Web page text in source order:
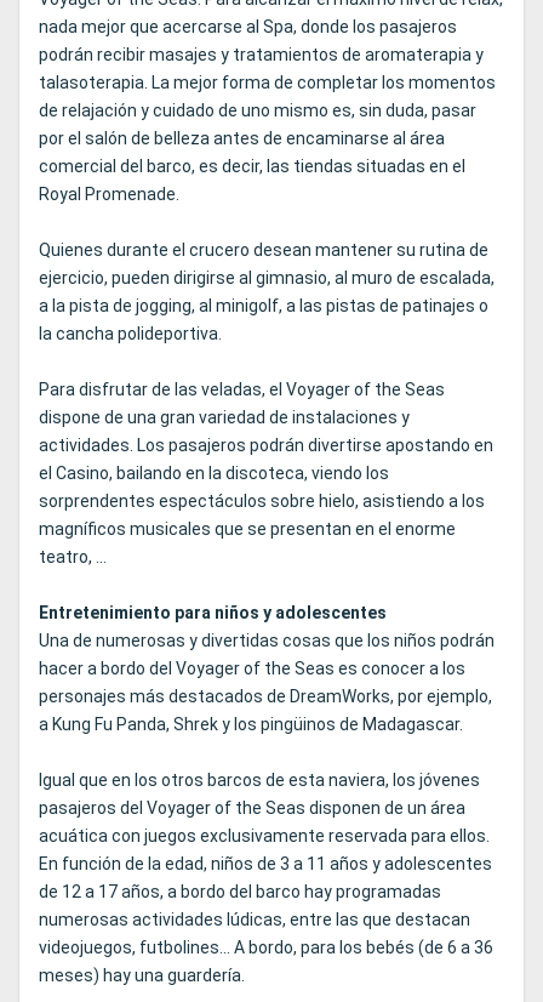
nada mejor que acercarse al Spa, donde los pasajeros
podrán recibir masajes y tratamientos de aromaterapia y
talasoterapia. La mejor forma de completar los momentos
de relajación y cuidado de uno mismo es, sin duda, pasar
por el salón de belleza antes de encaminarse al área
comercial del barco, es decir, las tiendas situadas en el
Royal Promenade.
Quienes durante el crucero desean mantener su rutina de
ejercicio, pueden dirigirse al gimnasio, al muro de escalada,
a la pista de jogging, al minigolf, a las pistas de patinajes o
la cancha polideportiva.
Para disfrutar de las veladas, el Voyager of the Seas
dispone de una gran variedad de instalaciones y
actividades. Los pasajeros podrán divertirse apostando en
el Casino, bailando en la discoteca, viendo los
sorprendentes espectáculos sobre hielo, asistiendo a los
magníficos musicales que se presentan en el enorme
teatro, ...
Entretenimiento para niños y adolescentes
Una de numerosas y divertidas cosas que los niños podrán
hacer a bordo del Voyager of the Seas es conocer a los
personajes más destacados de DreamWorks, por ejemplo,
a Kung Fu Panda, Shrek y los pingüinos de Madagascar.
Igual que en los otros barcos de esta naviera, los jóvenes
pasajeros del Voyager of the Seas disponen de un área
acuática con juegos exclusivamente reservada para ellos.
En función de la edad, niños de 3 a 11 años y adolescentes
de 12 a 17 años, a bordo del barco hay programadas
numerosas actividades lúdicas, entre las que destacan
videojuegos, futbolines... A bordo, para los bebés (de 6 a 36
meses) hay una guardería.